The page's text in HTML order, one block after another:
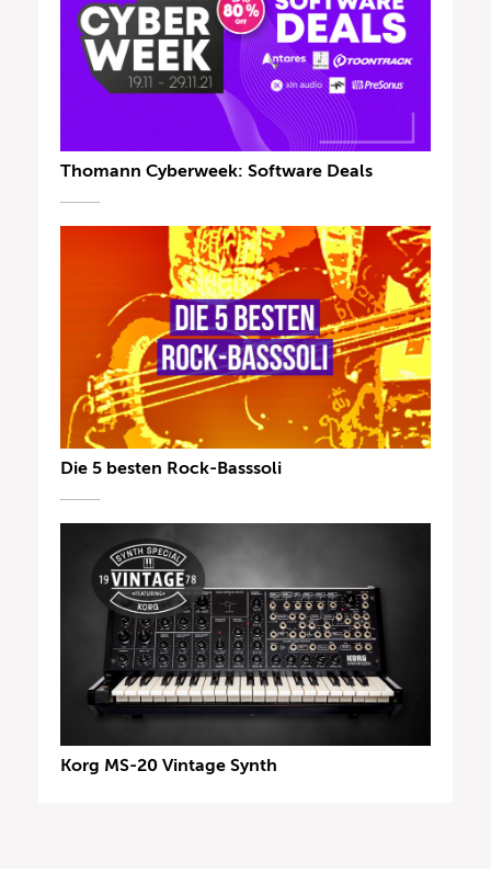
Thomann Cyberweek: Software Deals
Die 5 besten Rock-Basssoli
Korg MS-20 Vintage Synth